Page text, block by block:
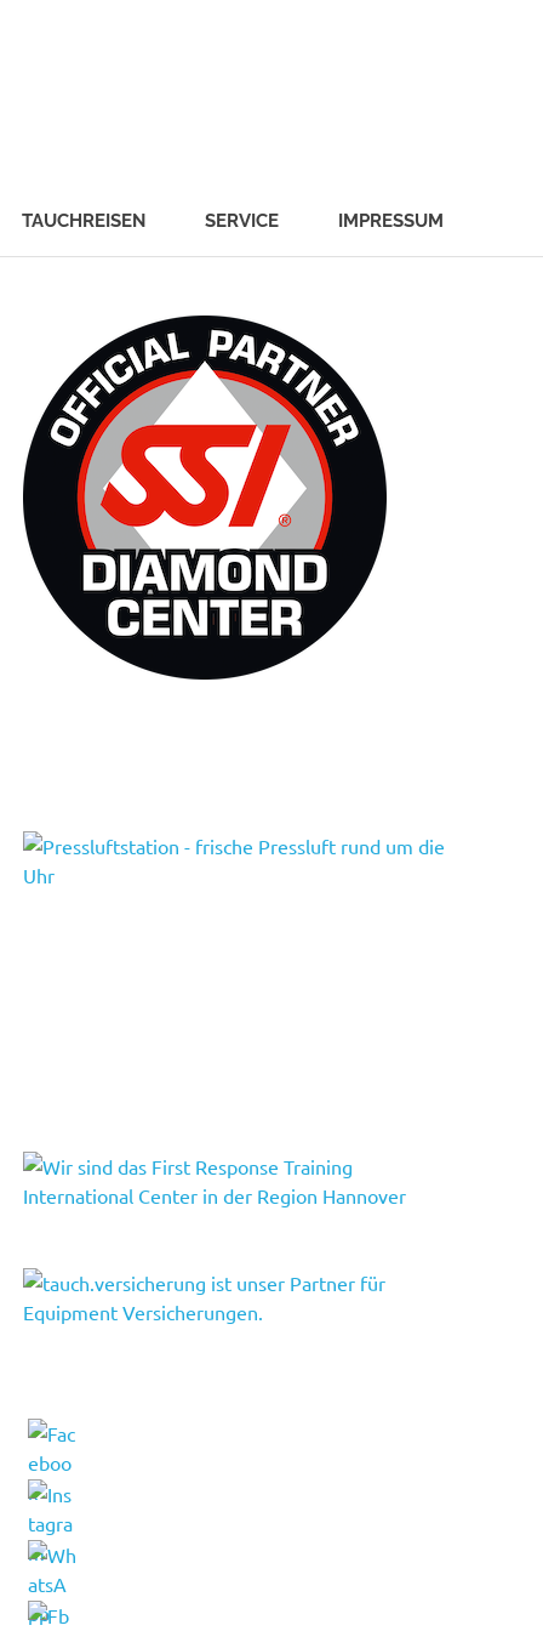
TAUCHREISEN SERVICE IMPRESSUM